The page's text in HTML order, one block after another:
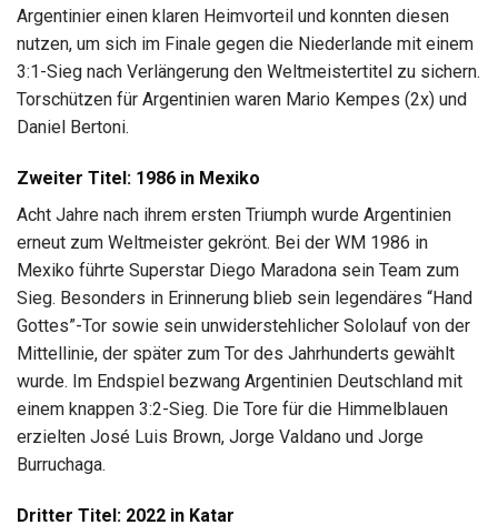
Argentinier einen klaren Heimvorteil und konnten diesen
nutzen, um sich im Finale gegen die Niederlande mit einem
3:1-Sieg nach Verlängerung den Weltmeistertitel zu sichern.
Torschützen für Argentinien waren Mario Kempes (2x) und
Daniel Bertoni.
Zweiter Titel: 1986 in Mexiko
Acht Jahre nach ihrem ersten Triumph wurde Argentinien
erneut zum Weltmeister gekrönt. Bei der WM 1986 in
Mexiko führte Superstar Diego Maradona sein Team zum
Sieg. Besonders in Erinnerung blieb sein legendäres “Hand
Gottes”-Tor sowie sein unwiderstehlicher Sololauf von der
Mittellinie, der später zum Tor des Jahrhunderts gewählt
wurde. Im Endspiel bezwang Argentinien Deutschland mit
einem knappen 3:2-Sieg. Die Tore für die Himmelblauen
erzielten José Luis Brown, Jorge Valdano und Jorge
Burruchaga.
Dritter Titel: 2022 in Katar